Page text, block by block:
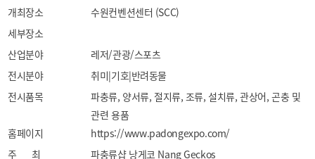
개최장소
수원컨벤션센터 (SCC)
세부장소
산업분야
레저/관광/스포츠
전시분야
취미|기호|반려동물
전시품목
파충류, 양서류, 절지류, 조류, 설치류, 관상어, 곤충 및
관련 용품
홈페이지
https://www.padongexpo.com/
주 최
파충류샵 낭게코 Nang Geckos